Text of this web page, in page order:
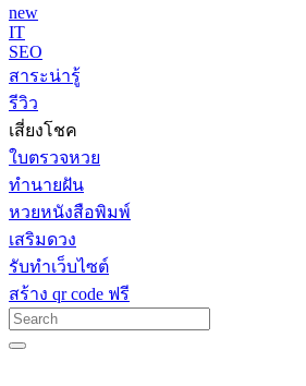
new
IT
SEO
สาระน่ารู้
รีวิว
เสี่ยงโชค
ใบตรวจหวย
ทำนายฝัน
หวยหนังสือพิมพ์
เสริมดวง
รับทำเว็บไซต์
สร้าง qr code ฟรี